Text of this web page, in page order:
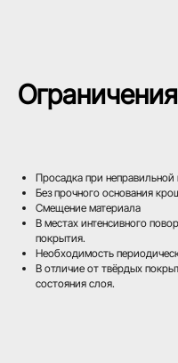
Просадка при неправильной
Без прочного основания
Смещение материала
В местах интенсивного
покрытия.
Необходимость
В отличие от твёрдых
состояния слоя.